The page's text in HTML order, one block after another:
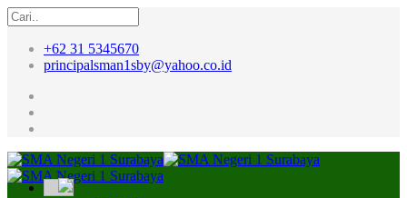
+62 31 5345670
principalsman1sby@yahoo.co.id